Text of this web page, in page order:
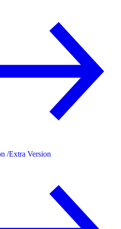
/Extra Version